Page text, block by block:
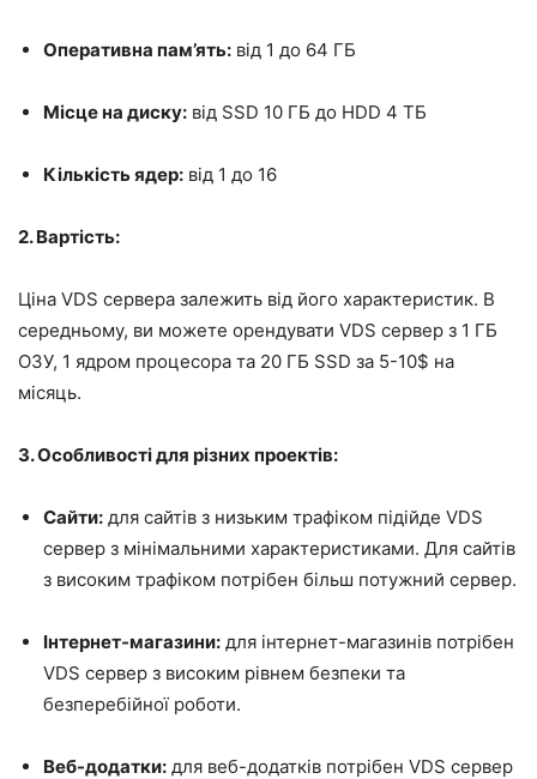
Оперативна пам’ять: від 1 до 64 ГБ
Місце на диску: від SSD 10 ГБ до HDD 4 ТБ
Кількість ядер: від 1 до 16
2. Вартість:
Ціна VDS сервера залежить від його характеристик. В
середньому, ви можете орендувати VDS сервер з 1 ГБ
ОЗУ, 1 ядром процесора та 20 ГБ SSD за 5-10$ на
місяць.
3. Особливості для різних проектів:
Сайти: для сайтів з низьким трафіком підійде VDS
сервер з мінімальними характеристиками. Для сайтів
з високим трафіком потрібен більш потужний сервер.
Інтернет-магазини: для інтернет-магазинів потрібен
VDS сервер з високим рівнем безпеки та
безперебійної роботи.
Веб-додатки: для веб-додатків потрібен VDS сервер